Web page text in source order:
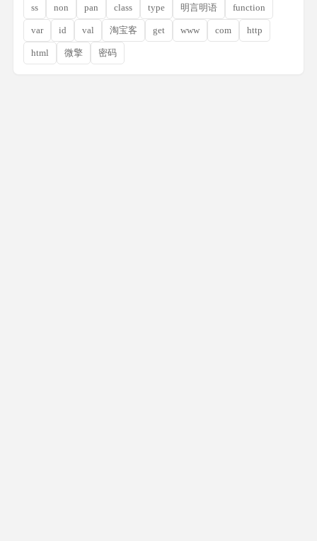
ss non pan class type 明言明语 function
var id val 淘宝客 get www com http
html 微擎 密码